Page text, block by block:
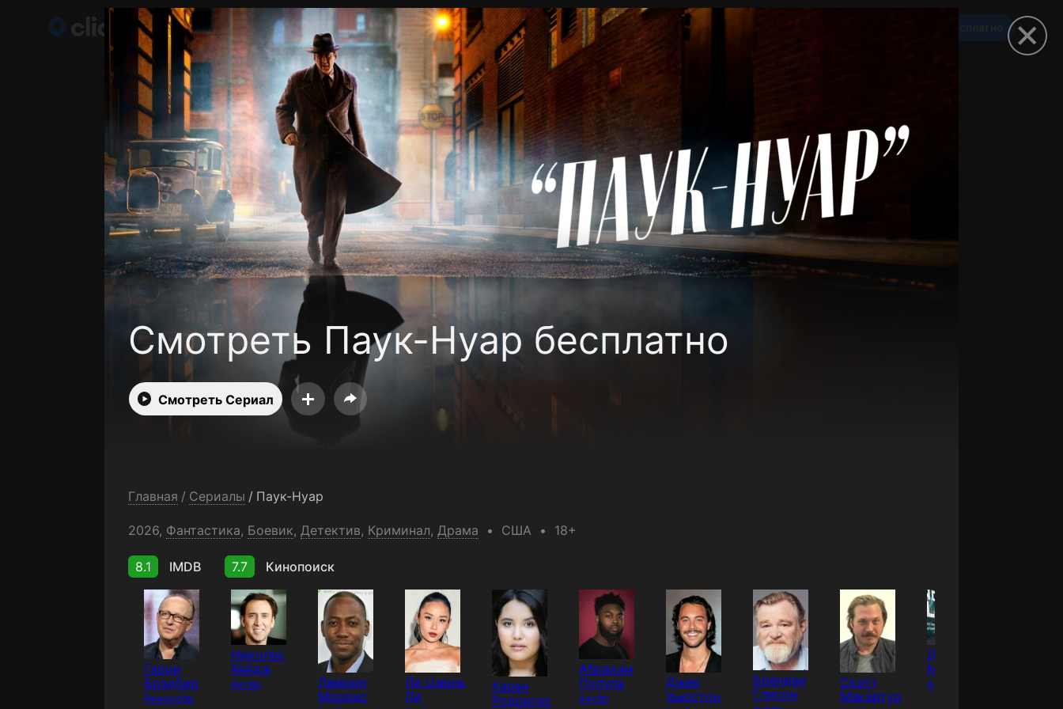
Смотреть 3650 дней бесплатно
Смотреть Паук-Нуар бесплатно
Смотреть Сериал
Главная / Сериалы / Паук-Нуар
2026, Фантастика, Боевик, Детектив, Криминал, Драма США 18+
8.1 IMDB 7.7 Кинопоиск
Гарри
Брэдбир
Режиссёр
Николас
Кейдж
Актёр
Ламорн
Моррис
Ли Цзюнь
Ли
Карен
Родригес
Абрахам
Попула
Актёр
Джек
Хьюстон
Брендан
Глисон
Скотт
Макартур
Джо
Массинджилл
Актёр
Телефон поддержки:+998 55 516 2111
Пользовательское соглашение
Политика конфиденциальности Открыть приложение Ввести промокод